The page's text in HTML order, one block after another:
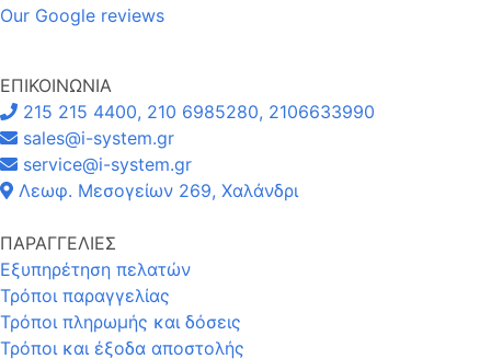
Our Google reviews
ΕΠΙΚΟΙΝΩΝΙΑ
215 215 4400, 210 6985280, 2106633990
sales@i-system.gr
service@i-system.gr
Λεωφ. Μεσογείων 269, Χαλάνδρι
ΠΑΡΑΓΓΕΛΙΕΣ
Εξυπηρέτηση πελατών
Τρόποι παραγγελίας
Τρόποι πληρωμής και δόσεις
Τρόποι και έξοδα αποστολής